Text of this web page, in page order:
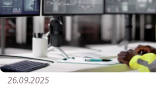
26.09.2025